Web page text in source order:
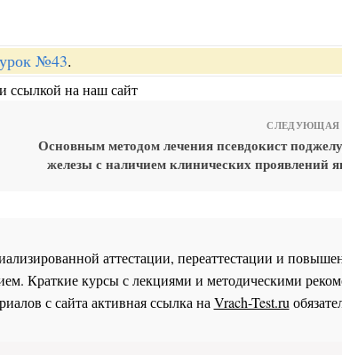
урок №43.
ссылкой на наш сайт
СЛЕДУЮЩАЯ
Основным методом лечения псевдокист
железы с наличием клинических проявлений
аттестации, переаттестации и
Краткие курсы с лекциями и методическими
с сайта активная ссылка наVrach-Test.ru